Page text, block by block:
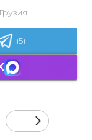
Грузия
(5)